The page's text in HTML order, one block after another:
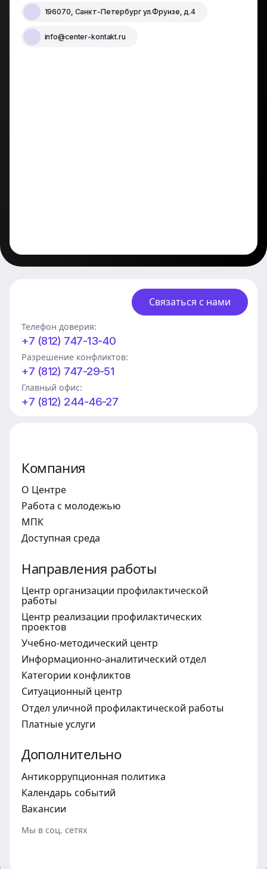
196070, Санкт-Петербург ул.Фрунзе, д.4
info@center-kontakt.ru
Связаться с нами
Телефон доверия:
+7 (812) 747-13-40
Разрешение конфликтов:
+7 (812) 747-29-51
Главный офис:
+7 (812) 244-46-27
Компания
О Центре
Работа с молодежью
МПК
Доступная среда
Направления работы
Центр организации профилактической
работы
Центр реализации профилактических
проектов
Учебно-методический центр
Информационно-аналитический отдел
Категории конфликтов
Ситуационный центр
Отдел уличной профилактической работы
Платные услуги
Дополнительно
Антикоррупционная политика
Календарь событий
Вакансии
Мы в соц. сетях